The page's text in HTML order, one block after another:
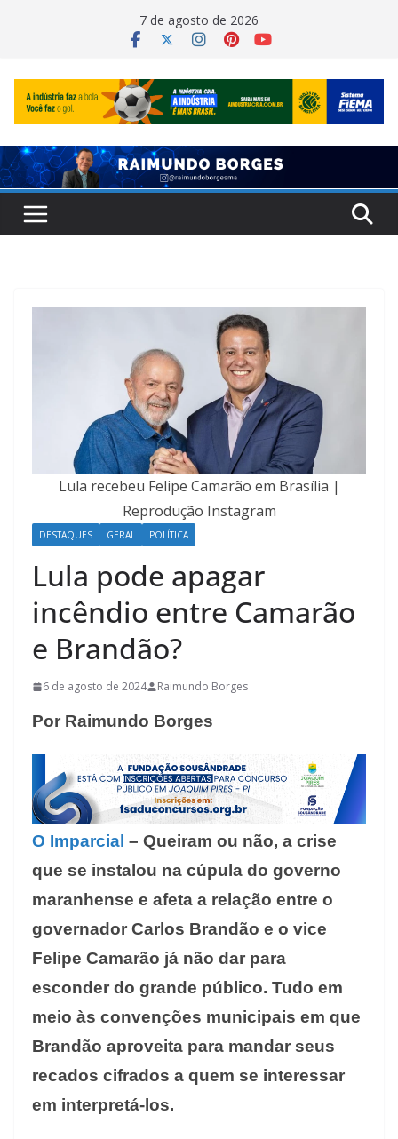
7 de agosto de 2026
Lula recebeu Felipe Camarão em Brasília |
Reprodução Instagram
DESTAQUES GERAL POLÍTICA
Lula pode apagar
incêndio entre Camarão
e Brandão?
6 de agosto de 2024 Raimundo Borges
Por Raimundo Borges
O Imparcial – Queiram ou não, a crise
que se instalou na cúpula do governo
maranhense e afeta a relação entre o
governador Carlos Brandão e o vice
Felipe Camarão já não dar para
esconder do grande público. Tudo em
meio às convenções municipais em que
Brandão aproveita para mandar seus
recados cifrados a quem se interessar
em interpretá-los.